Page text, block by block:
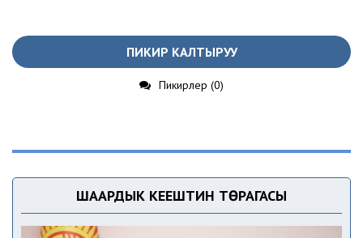
ПИКИР КАЛТЫРУУ
Пикирлер (0)
ШААРДЫК КЕҢЕШТИН ТӨРАГАСЫ